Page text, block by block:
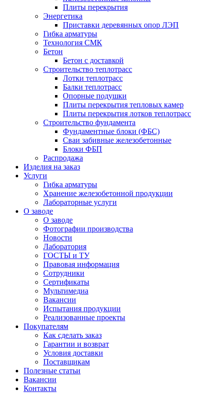
Плиты перекрытия
Энергетика
Приставки деревянных опор ЛЭП
Гибка арматуры
Технология СМК
Бетон
Бетон с доставкой
Строительство теплотрасс
Лотки теплотрасс
Балки теплотрасс
Опорные подушки
Плиты перекрытия тепловых камер
Плиты перекрытия лотков теплотрасс
Строительство фундамента
Фундаментные блоки (ФБС)
Сваи забивные железобетонные
Блоки ФБП
Распродажа
Изделия на заказ
Услуги
Гибка арматуры
Хранение железобетонной продукции
Лабораторные услуги
О заводе
О заводе
Фотографии производства
Новости
Лаборатория
ГОСТЫ и ТУ
Правовая информация
Сотрудники
Сертификаты
Мультимедиа
Вакансии
Испытания продукции
Реализованные проекты
Покупателям
Как сделать заказ
Гарантии и возврат
Условия доставки
Поставщикам
Полезные статьи
Вакансии
Контакты